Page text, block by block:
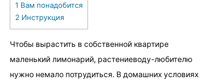
1 Вам понадобится
2 Инструкция
Чтобы вырастить в собственной квартире
маленький лимонарий, растениеводу-любителю
нужно немало потрудиться. В домашних условиях